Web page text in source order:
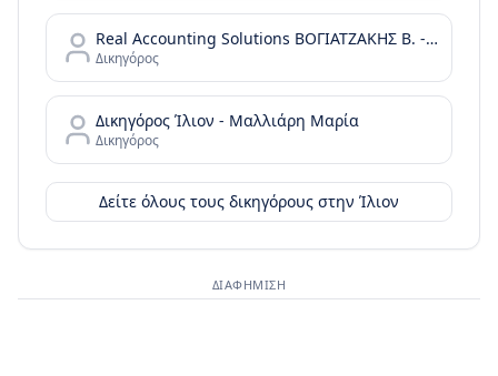
Real Accounting Solutions ΒΟΓΙΑΤΖΑΚΗΣ Β. - ΔΗΜΟΠΟΥΛΟΣ Ι. ΟΕ
Δικηγόρος
Δικηγόρος Ίλιον - Μαλλιάρη Μαρία
Δικηγόρος
Δείτε όλους τους δικηγόρους στην Ίλιον
ΔΙΑΦΉΜΙΣΗ